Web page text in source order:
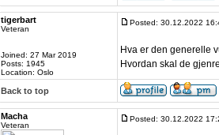
tigerbart
Veteran
Joined: 27 Mar 2019
Posts: 1945
Location: Oslo
Posted: 30.12.2022
Hva er den generelle
Hvordan skal de
Back to top
Macha
Veteran
Posted: 30.12.2022